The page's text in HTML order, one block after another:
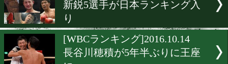
[WBOランキング
[ランキング]2016.10.26